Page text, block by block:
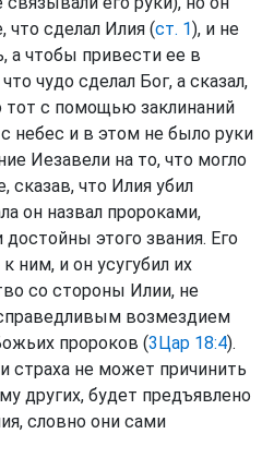
что сделал Илия (ст. 1), и не
а чтобы привести ее в
чудо сделал Бог, а сказал,
тот с помощью заклинаний
небес и в этом не было руки
Иезавели на то, что могло
сказав, что Илия убил
он назвал пророками,
этого звания. Его
ним, и он усугубил их
со стороны Илии, не
возмездием
пророков (3Цар 18:4).
страха не может причинить
других, будет предъявлено
словно они сами